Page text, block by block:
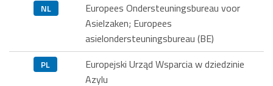
NL
Europees Ondersteuningsbureau voor
Asielzaken; Europees
asielondersteuningsbureau (BE)
PL
Europejski Urząd Wsparcia w dziedzinie
Azylu